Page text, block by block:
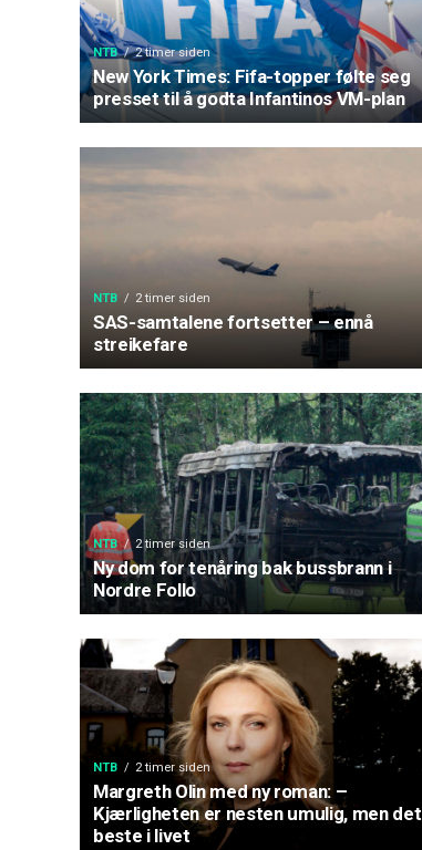
NTB 2 timer siden
New York Times: Fifa-topper følte seg
presset til å godta Infantinos VM-plan
NTB 2 timer siden
SAS-samtalene fortsetter – ennå
streikefare
NTB 2 timer siden
Ny dom for tenåring bak bussbrann i
Nordre Follo
NTB 2 timer siden
Margreth Olin med ny roman: –
Kjærligheten er nesten umulig, men det
beste i livet